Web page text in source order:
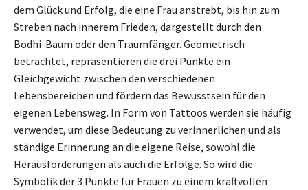
dem Glück und Erfolg, die eine Frau anstrebt, bis hin zum
Streben nach innerem Frieden, dargestellt durch den
Bodhi-Baum oder den Traumfänger. Geometrisch
betrachtet, repräsentieren die drei Punkte ein
Gleichgewicht zwischen den verschiedenen
Lebensbereichen und fördern das Bewusstsein für den
eigenen Lebensweg. In Form von Tattoos werden sie häufig
verwendet, um diese Bedeutung zu verinnerlichen und als
ständige Erinnerung an die eigene Reise, sowohl die
Herausforderungen als auch die Erfolge. So wird die
Symbolik der 3 Punkte für Frauen zu einem kraftvollen